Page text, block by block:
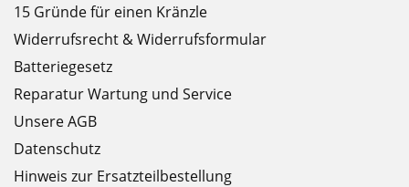
15 Gründe für einen Kränzle
Widerrufsrecht & Widerrufsformular
Batteriegesetz
Reparatur Wartung und Service
Unsere AGB
Datenschutz
Hinweis zur Ersatzteilbestellung